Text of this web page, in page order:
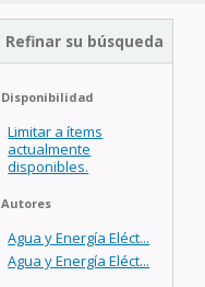
Refinar su búsqueda
Disponibilidad
Limitar a ítems
actualmente
disponibles.
Autores
Agua y Energía Eléct...
Agua y Energía Eléct...